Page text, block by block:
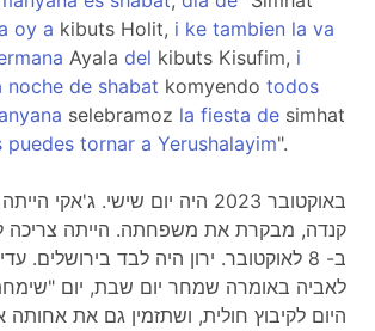
oy a kibuts Holit, i ke tambien la va
Ayala del kibuts Kisufim, i
noche de shabat komyendo todos
selebramoz la fiesta de simhat
puedes tornar a Yerushalayim".
קנדה, מבקרת את משפחתה. הייתה צריכה
ב- 8 לאוקטובר. ירון היה לבד בירושלים.
לאביה באומרה שמחר יום שבת, יום
היום לקיבוץ חולית, ושתזמין גם את אחותה